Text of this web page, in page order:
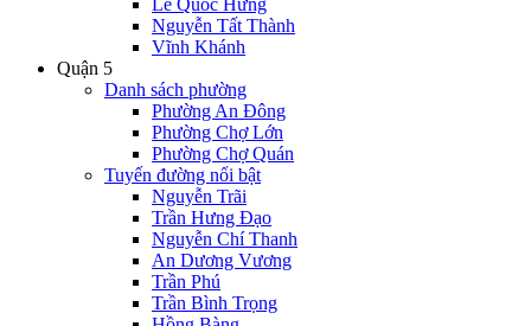
Lê Quốc Hưng
Nguyễn Tất Thành
Vĩnh Khánh
Quận 5
Danh sách phường
Phường An Đông
Phường Chợ Lớn
Phường Chợ Quán
Tuyến đường nổi bật
Nguyễn Trãi
Trần Hưng Đạo
Nguyễn Chí Thanh
An Dương Vương
Trần Phú
Trần Bình Trọng